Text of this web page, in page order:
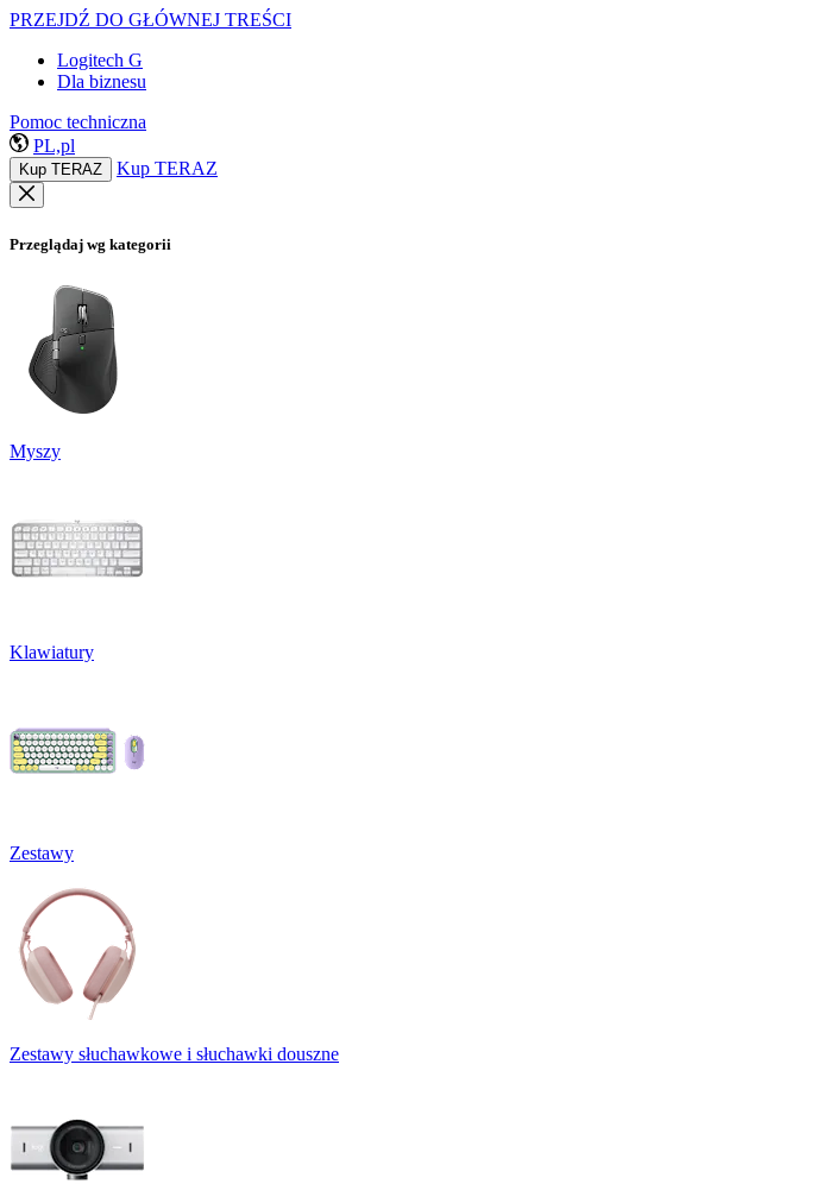
PRZEJDŹ DO GŁÓWNEJ TREŚCI
Logitech G
Dla biznesu
Pomoc techniczna
PL,pl
Kup TERAZ Kup TERAZ
Przeglądaj wg kategorii
Myszy
Klawiatury
Zestawy
Zestawy słuchawkowe i słuchawki douszne